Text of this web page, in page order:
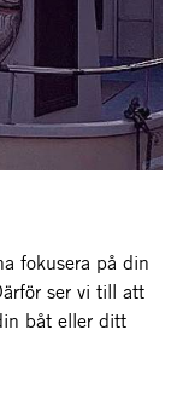
fokusera på din
ser vi till att
båt eller ditt